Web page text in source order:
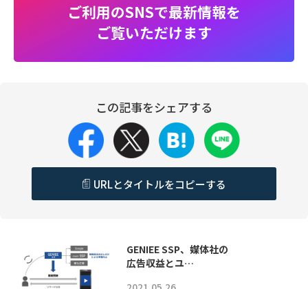
ご利用のSNSで最新情報を
ご覧いただけます
この記事をシェアする
URLとタイトルをコピーする
GENIEE SSP、媒体社の
広告収益とユ…